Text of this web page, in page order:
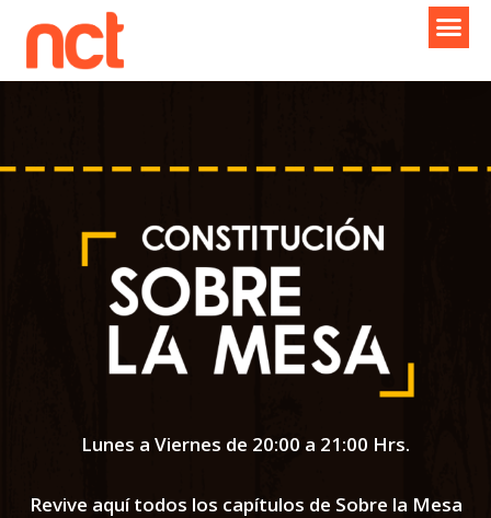
contenido
Lunes a Viernes de 20:00 a 21:00 Hrs.
Revive aquí todos los capítulos de Sobre la Mesa